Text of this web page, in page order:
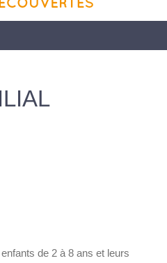
de 2 à 8 ans et leurs